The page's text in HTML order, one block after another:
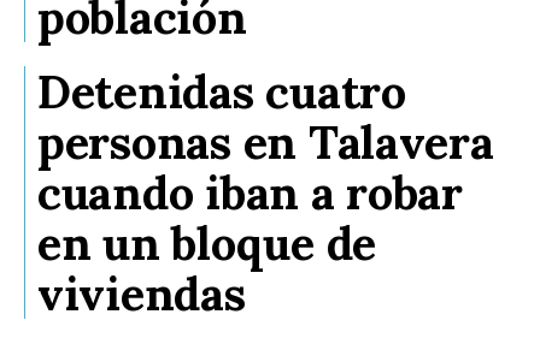
población
Detenidas cuatro
personas en Talavera
cuando iban a robar
en un bloque de
viviendas